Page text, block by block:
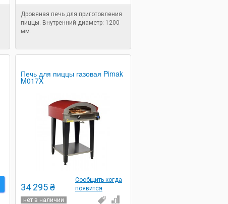
Дровяная печь для приготовления
пиццы. Внутренний диаметр: 1200
мм.
Печь для пиццы газовая Pimak
M017X
Сообщить когда
появится
34 295 ₴
нет в наличии